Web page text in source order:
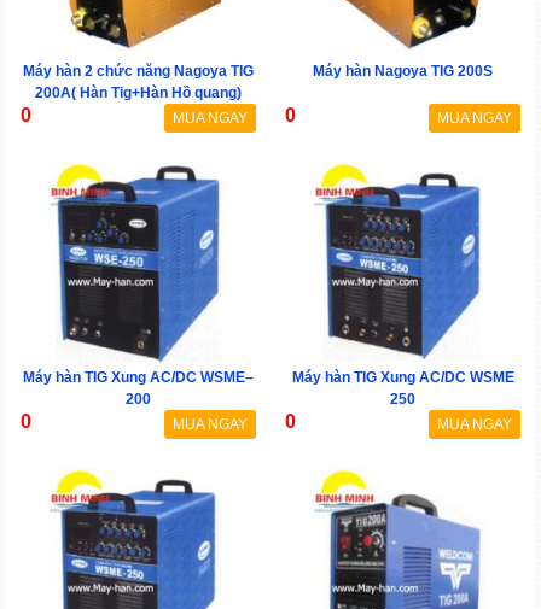
Máy hàn 2 chức năng Nagoya TIG
200A( Hàn Tig+Hàn Hồ quang)
0 MUA NGAY
Máy hàn Nagoya TIG 200S
0 MUA NGAY
Máy hàn TIG Xung AC/DC WSME–
200
0 MUA NGAY
Máy hàn TIG Xung AC/DC WSME
250
0 MUA NGAY